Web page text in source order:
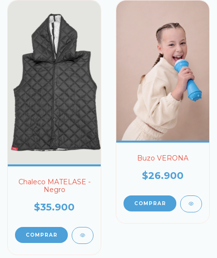
Chaleco MATELASE -
Negro
$35.900
COMPRAR
Buzo VERONA
$26.900
COMPRAR